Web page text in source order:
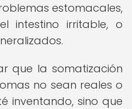
estomacales,
intestino irritable, o
que la somatización
no sean reales o
inventando, sino que